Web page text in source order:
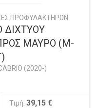
ΠΡΟΦΥΛΑΚΤΗΡΩΝ
ΔΙΧΤΥΟΥ
ΜΑΥΡΟ (M-
(2020-)
Τιμή: 39,15 €